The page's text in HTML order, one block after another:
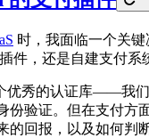
时，我面临一个关键
件，还是自建支付系
优秀的认证库——我们
份验证。但在支付方
的回报，以及如何判